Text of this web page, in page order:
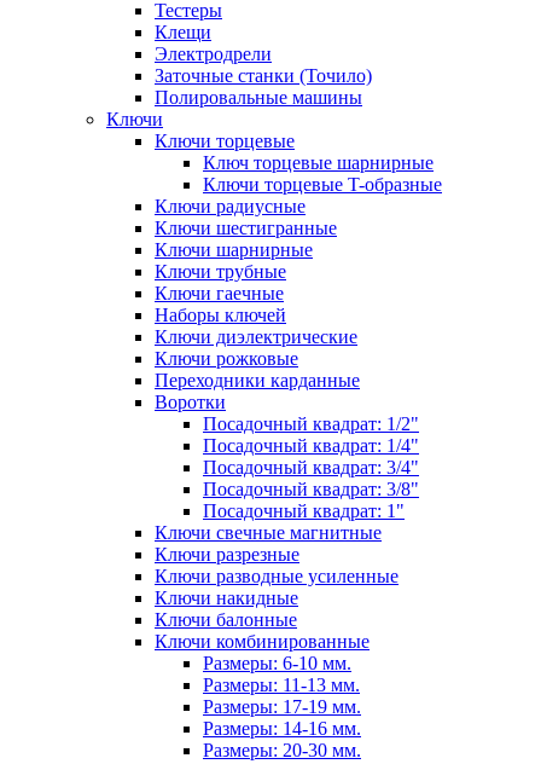
Тестеры
Клещи
Электродрели
Заточные станки (Точило)
Полировальные машины
Ключи
Ключи торцевые
Ключ торцевые шарнирные
Ключи торцевые T-образные
Ключи радиусные
Ключи шестигранные
Ключи шарнирные
Ключи трубные
Ключи гаечные
Наборы ключей
Ключи диэлектрические
Ключи рожковые
Переходники карданные
Воротки
Посадочный квадрат: 1/2"
Посадочный квадрат: 1/4"
Посадочный квадрат: 3/4"
Посадочный квадрат: 3/8"
Посадочный квадрат: 1"
Ключи свечные магнитные
Ключи разрезные
Ключи разводные усиленные
Ключи накидные
Ключи балонные
Ключи комбинированные
Размеры: 6-10 мм.
Размеры: 11-13 мм.
Размеры: 17-19 мм.
Размеры: 14-16 мм.
Размеры: 20-30 мм.